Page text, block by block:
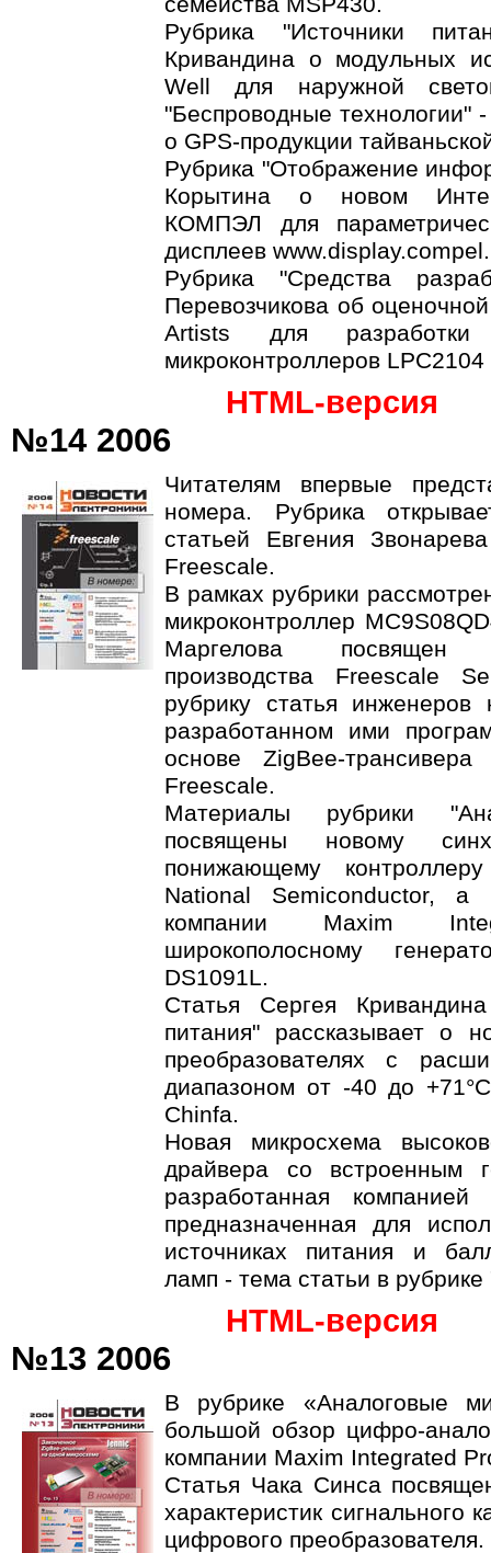
Рубрика "Источники
Кривандина о модульных
Well для наружной
"Беспроводные технологии"
о GPS-продукции
Рубрика "Отображение
Корытина о новом
КОМПЭЛ для
дисплеев
Рубрика "Средства
Перевозчикова об
Artists для
микроконтроллеров LPC2104
HTML-версия
№14 2006
Читателям впервые
номера. Рубрика
статьей Евгения
Freescale.
В рамках рубрики
микроконтроллер
Маргелова посвящен
производства Freescale
рубрику статья
разработанном ими
основе ZigBee-
Freescale.
Материалы рубрики
посвящены новому
понижающему
National Semiconductor, а
компании Maxim
широкополосному
DS1091L.
Статья Сергея
питания" рассказывает о
преобразователях с
диапазоном от -40 до
Chinfa.
Новая микросхема
драйвера со встроенным
разработанная
предназначенная для
источниках питания и
ламп - тема статьи в
HTML-версия
№13 2006
В рубрике «Аналоговые
большой обзор цифро-
компании Maxim Integrated
Статья Чака Синса
характеристик сигнального
цифрового преобразователя.